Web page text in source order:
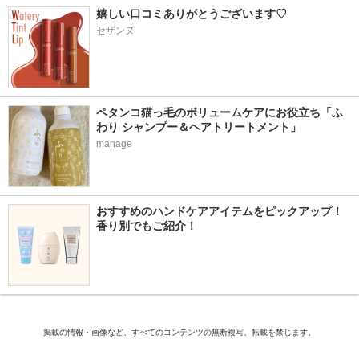
嬉しい口コミありがとうございます♡
セザンヌ
ペタンコ猫っ毛のボリュームケアにお役立ち「ふ
わり シャンプー＆ヘアトリートメント」
manage
おすすめのハンドケアアイテムをピックアップ！
香り別でもご紹介！
掲載の情報・画像など、すべてのコンテンツの無断複写、転載を禁じます。